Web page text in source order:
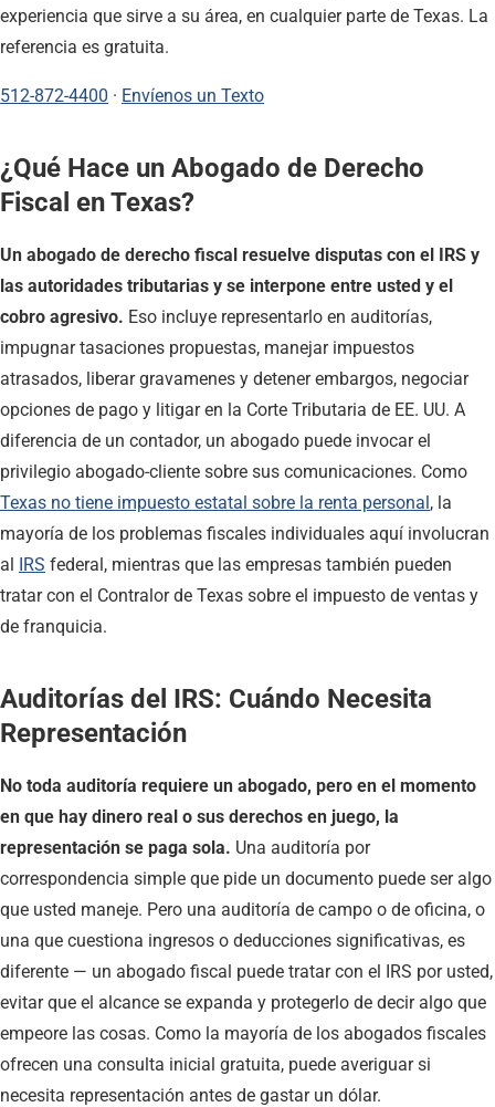
experiencia que sirve a su área, en cualquier parte de Texas. La
referencia es gratuita.
512-872-4400 · Envíenos un Texto
¿Qué Hace un Abogado de Derecho
Fiscal en Texas?
Un abogado de derecho fiscal resuelve disputas con el IRS y
las autoridades tributarias y se interpone entre usted y el
cobro agresivo. Eso incluye representarlo en auditorías,
impugnar tasaciones propuestas, manejar impuestos
atrasados, liberar gravamenes y detener embargos, negociar
opciones de pago y litigar en la Corte Tributaria de EE. UU. A
diferencia de un contador, un abogado puede invocar el
privilegio abogado-cliente sobre sus comunicaciones. Como
Texas no tiene impuesto estatal sobre la renta personal, la
mayoría de los problemas fiscales individuales aquí involucran
al IRS federal, mientras que las empresas también pueden
tratar con el Contralor de Texas sobre el impuesto de ventas y
de franquicia.
Auditorías del IRS: Cuándo Necesita
Representación
No toda auditoría requiere un abogado, pero en el momento
en que hay dinero real o sus derechos en juego, la
representación se paga sola. Una auditoría por
correspondencia simple que pide un documento puede ser algo
que usted maneje. Pero una auditoría de campo o de oficina, o
una que cuestiona ingresos o deducciones significativas, es
diferente — un abogado fiscal puede tratar con el IRS por usted,
evitar que el alcance se expanda y protegerlo de decir algo que
empeore las cosas. Como la mayoría de los abogados fiscales
ofrecen una consulta inicial gratuita, puede averiguar si
necesita representación antes de gastar un dólar.